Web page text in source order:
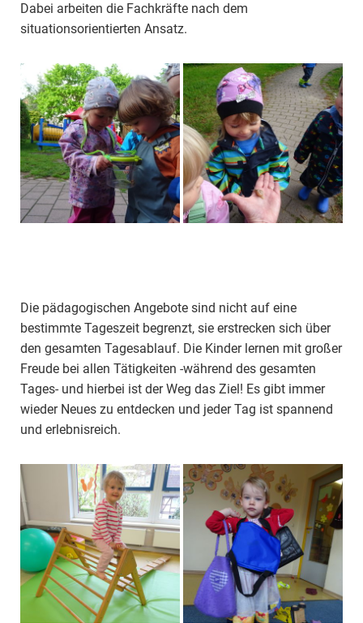
Dabei arbeiten die Fachkräfte nach dem
situationsorientierten Ansatz.
Die pädagogischen Angebote sind nicht auf eine
bestimmte Tageszeit begrenzt, sie erstrecken sich über
den gesamten Tagesablauf. Die Kinder lernen mit großer
Freude bei allen Tätigkeiten -während des gesamten
Tages- und hierbei ist der Weg das Ziel! Es gibt immer
wieder Neues zu entdecken und jeder Tag ist spannend
und erlebnisreich.